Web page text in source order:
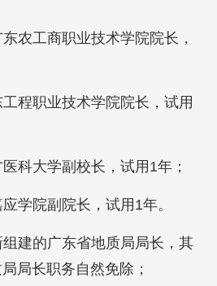
农工商职业技术学院院长，
程职业技术学院院长，试用
科大学副校长，试用1年；
学院副院长，试用1年。
建的广东省地质局局长，其
局长职务自然免除；